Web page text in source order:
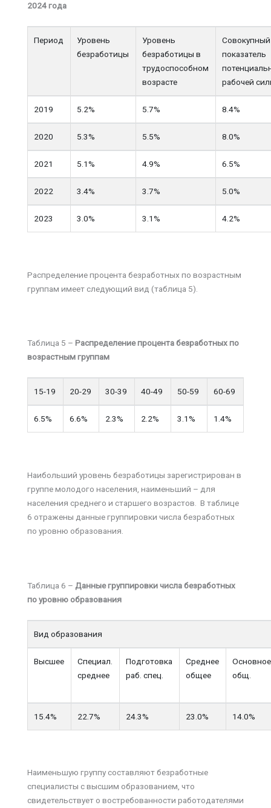
2024 года
Период
Уровень
безработицы
Уровень
безработицы в
трудоспособном
возрасте
Совокупный
показатель
рабочей
2019 5.2% 5.7% 8.4%
2020 5.3% 5.5% 8.0%
2021 5.1% 4.9% 6.5%
2022 3.4% 3.7% 5.0%
2023 3.0% 3.1% 4.2%
Распределение процента безработных по возрастным
группам имеет следующий вид (таблица 5).
Таблица 5 – Распределение процента безработных по
возрастным группам
15-19 20-29 30-39 40-49 50-59 60-69
6.5% 6.6% 2.3% 2.2% 3.1% 1.4%
Наибольший уровень безработицы зарегистрирован в
группе молодого населения, наименьший – для
населения среднего и старшего возрастов. В таблице
6 отражены данные группировки числа безработных
по уровню образования.
Таблица 6 – Данные группировки числа безработных
по уровню образования
Вид образования
Высшее
Специал.
среднее
Подготовка
раб. спец.
Среднее
общее
Основное
общ.
15.4% 22.7% 24.3% 23.0% 14.0%
Наименьшую группу составляют безработные
специалисты с высшим образованием, что
свидетельствует о востребованности работодателями